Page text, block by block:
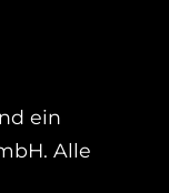
ein
Alle